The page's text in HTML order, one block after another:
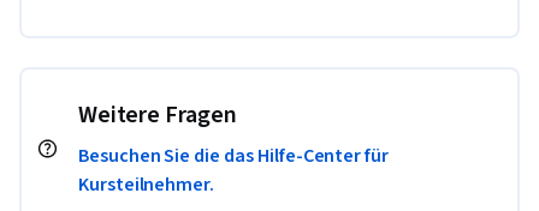
Weitere Fragen
Besuchen Sie die das Hilfe-Center für
Kursteilnehmer.